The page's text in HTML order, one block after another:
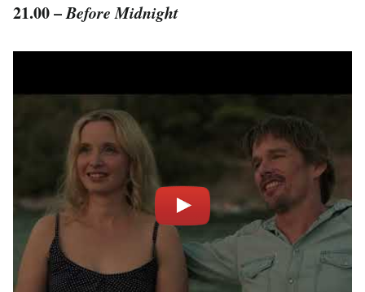
21.00 –Before Midnight